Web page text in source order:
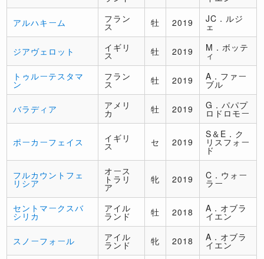
アルハキーム フラン
ス 牡 2019 JC．ルジ
ェ
ジアヴェロット イギリ
ス 牡 2019 M．ボッテ
ィ
トゥルーテスタマ
ン
フラン
ス 牡 2019 A．ファー
ブル
バラディア アメリ
カ 牡 2019 G．パパプ
ロドロモー
ポーカーフェイス イギリ
ス セ 2019
S＆E．ク
リスフォー
ド
フルカウントフェ
リシア
オース
トラリ
ア
牝 2019 C．ウォー
ラー
セントマークスバ
シリカ
アイル
ランド 牡 2018 A．オブラ
イエン
スノーフォール アイル
ランド 牝 2018 A．オブラ
イエン